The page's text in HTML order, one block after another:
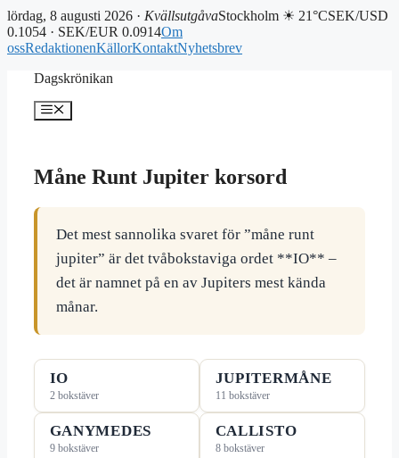
lördag, 8 augusti 2026 · KvällsutgåvaStockholm ☀ 21°CSEK/USD
0.1054 · SEK/EUR 0.0914Om
ossRedaktionenKällorKontaktNyhetsbrev
Dagskrönikan
Meny
Måne Runt Jupiter korsord
Det mest sannolika svaret för ”måne runt
jupiter” är det tvåbokstaviga ordet **IO** –
det är namnet på en av Jupiters mest kända
månar.
IO
2 bokstäver
JUPITERMÅNE
11 bokstäver
GANYMEDES
9 bokstäver
CALLISTO
8 bokstäver